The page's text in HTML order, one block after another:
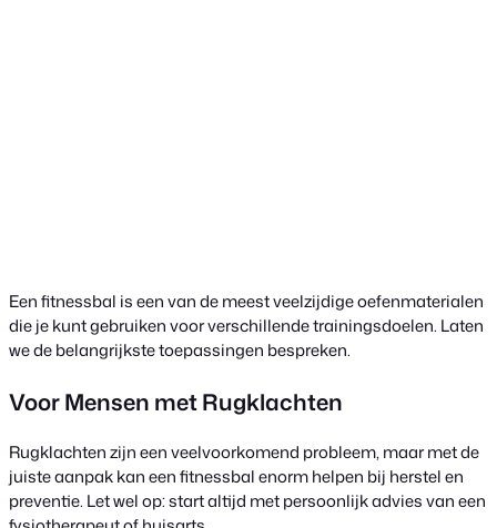
Een fitnessbal is een van de meest veelzijdige oefenmaterialen
die je kunt gebruiken voor verschillende trainingsdoelen. Laten
we de belangrijkste toepassingen bespreken.
Voor Mensen met Rugklachten
Rugklachten zijn een veelvoorkomend probleem, maar met de
juiste aanpak kan een fitnessbal enorm helpen bij herstel en
preventie. Let wel op: start altijd met persoonlijk advies van een